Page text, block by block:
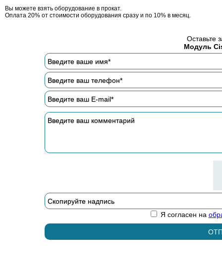
Вы можете взять оборудование в прокат.
Оплата 20% от стоимости оборудования сразу и по 10% в месяц.
Оставьте
Модуль
Я согласен на